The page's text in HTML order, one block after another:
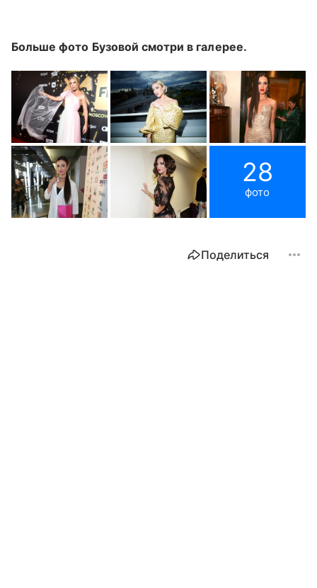
Больше фото Бузовой смотри в галерее.
28
фото
Поделиться